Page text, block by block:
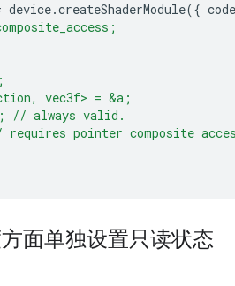
device.createShaderModule({ code
vec3f> = &a;
// always valid.
requires pointer composite
面单独设置只读状态